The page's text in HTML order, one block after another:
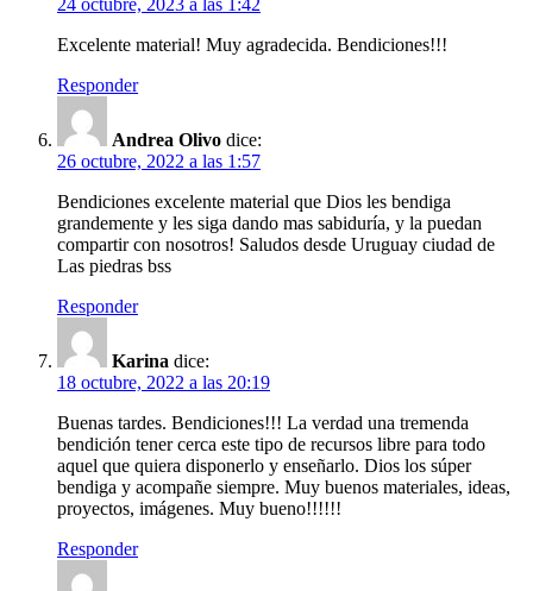
Excelente material! Muy agradecida. Bendiciones!!!
Responder
Andrea Olivo dice:
26 octubre, 2022 a las 1:57
Bendiciones excelente material que Dios les bendiga
grandemente y les siga dando mas sabiduría, y la puedan
compartir con nosotros! Saludos desde Uruguay ciudad de
Las piedras bss
Responder
Karina dice:
18 octubre, 2022 a las 20:19
Buenas tardes. Bendiciones!!! La verdad una tremenda
bendición tener cerca este tipo de recursos libre para todo
aquel que quiera disponerlo y enseñarlo. Dios los súper
bendiga y acompañe siempre. Muy buenos materiales, ideas,
proyectos, imágenes. Muy bueno!!!!!!
Responder